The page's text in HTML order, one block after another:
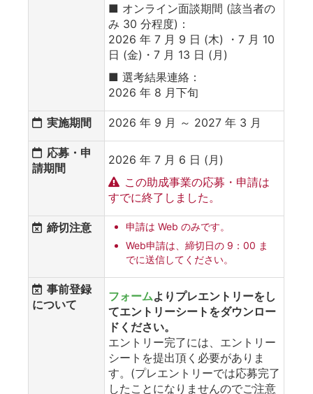
■ オンライン面談期間 (該当者の
み 30 分程度)：
2026 年 7 月 9 日 (木) ・7 月 10
日 (金)・7 月 13 日 (月)
■ 選考結果連絡：
2026 年 8 月下旬
実施期間 2026 年 9 月 ～ 2027 年 3 月
応募・申
請期間
2026 年 7 月 6 日 (月)
この助成事業の応募・申請は
すでに終了しました。
締切注意
申請は Web のみです。
Web申請は、締切日の 9：00 ま
でに送信してください。
事前登録
について
フォームよりプレエントリーをし
てエントリーシートをダウンロー
ドください。
エントリー完了には、エントリー
シートを提出頂く必要がありま
す。(プレエントリーでは応募完了
したことになりませんのでご注意